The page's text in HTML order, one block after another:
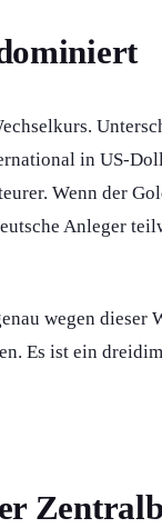
in US-
Wenn der
Anleger
wegen dieser
Es ist ein